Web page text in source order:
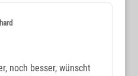
noch besser, wünscht